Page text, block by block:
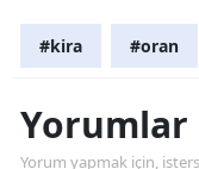
#kira #oran
Yorumlar
Yorum yapmak için,